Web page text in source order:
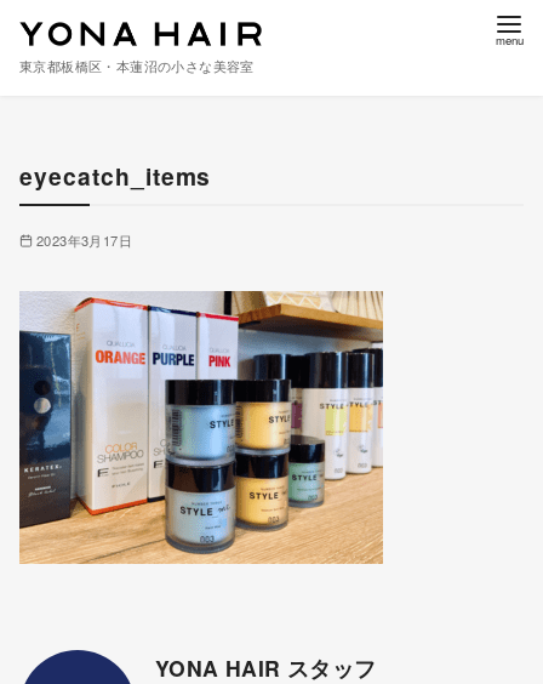
東京都板橋区・本蓮沼の小さな美容室
eyecatch_items
2023年3月17日
YONA HAIR スタッフ